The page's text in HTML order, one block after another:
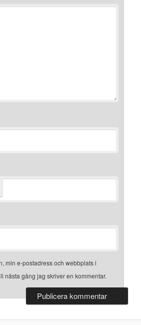
min e-postadress och webbplats i
nästa gång jag skriver en kommentar.